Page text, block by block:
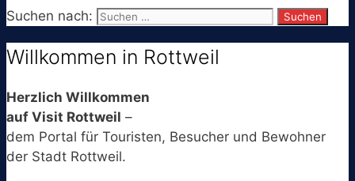
Suchen nach:
Willkommen in Rottweil
Herzlich Willkommen
auf Visit Rottweil –
dem Portal für Touristen, Besucher und Bewohner
der Stadt Rottweil.